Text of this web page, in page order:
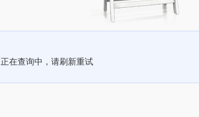
正在查询中，请刷新重试